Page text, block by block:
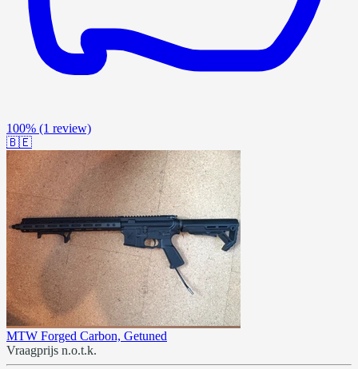
100% (1 review)
🇧🇪
MTW Forged Carbon, Getuned
Vraagprijs n.o.t.k.